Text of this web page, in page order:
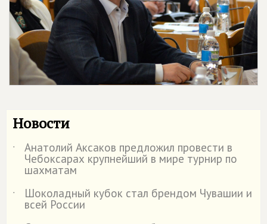
Новости
˙ Анатолий Аксаков предложил провести в
Чебоксарах крупнейший в мире турнир по
шахматам
˙
Шоколадный кубок стал брендом Чувашии и
всей России